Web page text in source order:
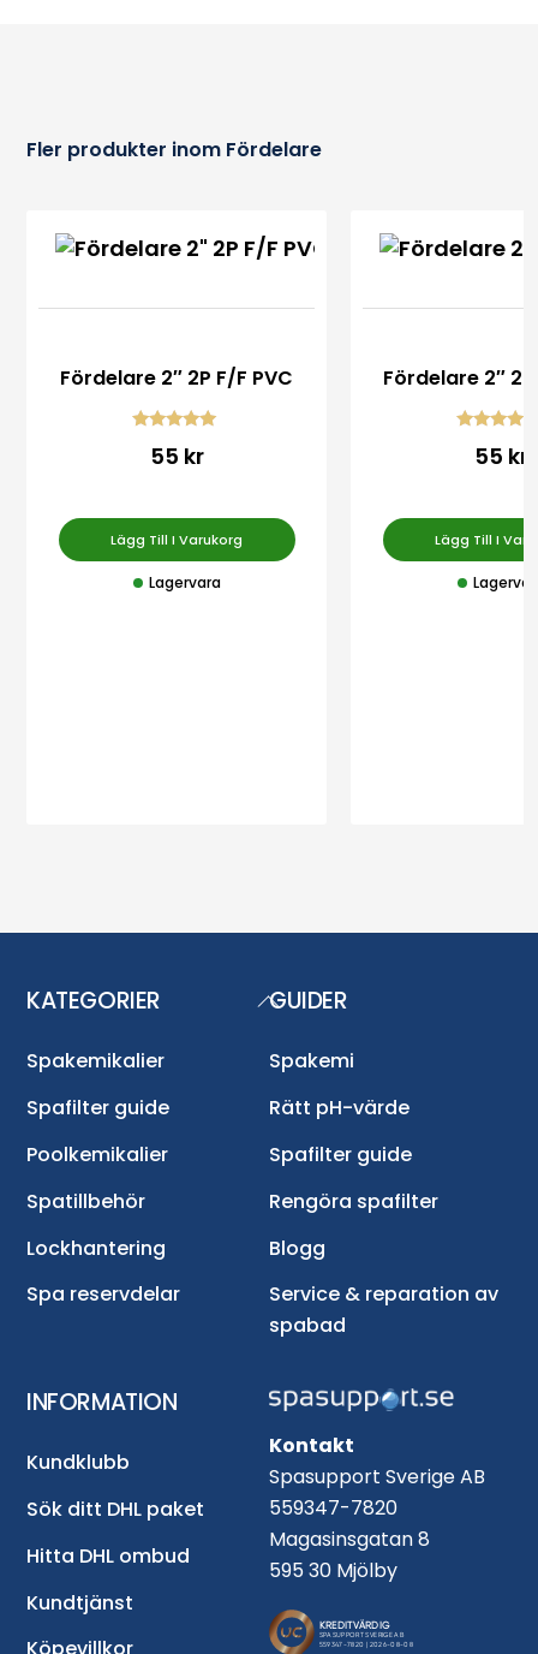
Fler produkter inom Fördelare
Fördelare 2″ 2P F/F PVC
5.00
55 kr
Lägg Till I Varukorg
Lagervara
Fördelare 2″
5.00
55 kr
Lägg Till I
Back
Top
KATEGORIER
Spakemikalier
Spafilter guide
Poolkemikalier
Spatillbehör
Lockhantering
Spa reservdelar
GUIDER
Spakemi
Rätt pH-värde
Spafilter guide
Rengöra spafilter
Blogg
Service & reparation av
spabad
INFORMATION
Kundklubb
Sök ditt DHL paket
Hitta DHL ombud
Kundtjänst
Kontakt
Spasupport Sverige AB
559347-7820
Magasinsgatan 8
595 30 Mjölby